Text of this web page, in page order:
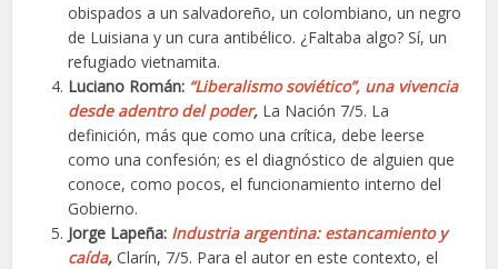
obispados a un salvadoreño, un colombiano, un negro
de Luisiana y un cura antibélico. ¿Faltaba algo? Sí, un
refugiado vietnamita.
Luciano Román: “Liberalismo soviético”, una vivencia
desde adentro del poder, La Nación 7/5. La
definición, más que como una crítica, debe leerse
como una confesión; es el diagnóstico de alguien que
conoce, como pocos, el funcionamiento interno del
Gobierno.
Jorge Lapeña: Industria argentina: estancamiento y
caída, Clarín, 7/5. Para el autor en este contexto, el